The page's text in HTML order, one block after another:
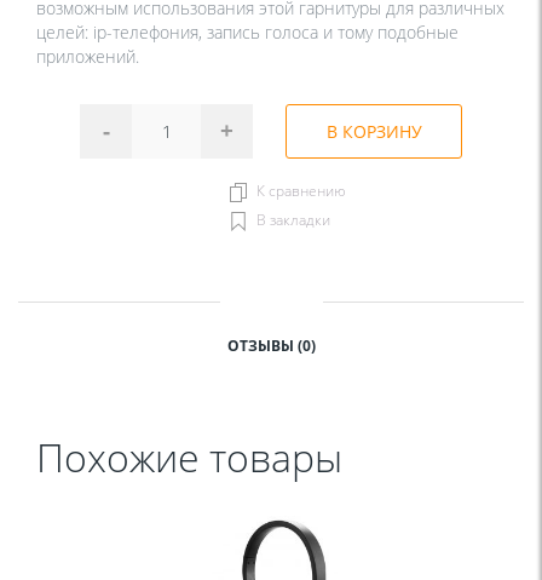
возможным использования этой гарнитуры для различных
целей: ip-телефония, запись голоса и тому подобные
приложений.
- + В КОРЗИНУ
К сравнению
В закладки
ОТЗЫВЫ (0)
Похожие товары